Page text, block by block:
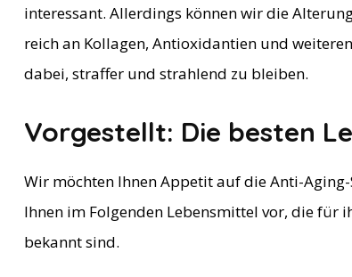
interessant. Allerdings können wir die
reich an Kollagen, Antioxidantien und
dabei, straffer und strahlend zu bleiben.
Vorgestellt: Die besten
Wir möchten Ihnen Appetit auf die Anti-
Ihnen im Folgenden Lebensmittel vor, die für
bekannt sind.